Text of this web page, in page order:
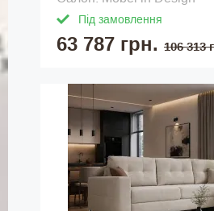
Під замовлення
63 787 грн. 106 313